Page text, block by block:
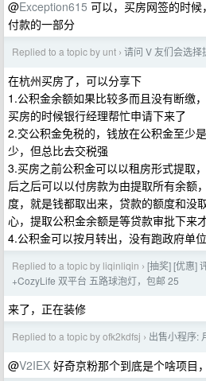
@Exception615 可以，买房网签的时
付款的一部分
Replied to a topic by unt › 请问 V 友们会选择
在杭州买房了，可以分享下
1.公积金余额如果比较多而且没有断缴
买房的时候银行经理帮忙申请下来了
2.交公积金免税的，钱放在公积金至少
少，但总比去交税强
3.买房之前公积金可以以租房形式提取
后之后可以以付房款为由提取所有余额
度，就是钱都取出来，贷款的额度和没
心，提取公积金余额是等贷款审批下来
4.公积金可以按月转出，没有跑政府单
Replied to a topic by liqinliqin › [抽奖] [优惠]
+CozyLife 双平台 五路球泡灯，包邮 25
来了，正在装修
Replied to a topic by ofk2kdfsj › 出售小程序:
@V2IEX 好奇京粉那个到底是个啥项目